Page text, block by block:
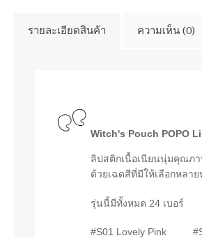
รายละเอียดสินค้า ความเห็น (0)
Witch's Pouch POPO
ลิปสติกเนื้อเนียนนุ่มคุณภา
ด้วยเฉดสีที่มีให้เลือกหล
รุ่นนี้มีทั้งหมด 24 เบอร์
#S01 Lovely Pink